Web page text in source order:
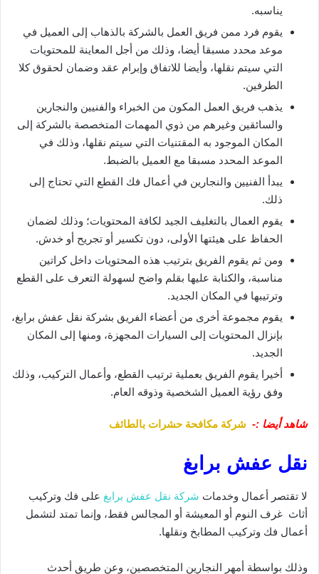
يناسبه.
يقوم فرد ممن فريق العمل بالشركة بالذهاب إلى العميل في
موعد محدد مسبقا أيضا، وذلك من أجل المعاينة للمحتويات
التي سيتم نقلها، وأيضا للاتفاق وإبرام عقد وضمان لحقوق كلا
الطرفين.
يذهب فريق العمل المكون من الخبراء والفنيين والنجارين
والسائقين وغيرهم من ذوي المهمات المتخصصة بالشركة إلى
المكان الموجود به المقتنيات التي سيتم نقلها، وذلك في
الموعد المحدد مسبقا مع العميل بالضبط.
يبدأ الفنيين والنجارين في أعمال فك القطع التي تحتاج إلى
ذلك.
يقوم العمال بالتغليف الجيد لكافة المحتويات؛ وذلك لضمان
الحفاظ على هيئتها الأولى، دون تكسير أو تجريح أو خدش.
ومن ثم يقوم الفريق بترتيب هذه المحتويات داخل كراتين
مناسبة، والكتابة عليها بقلم واضح لسهولة التعرف على القطع
وترتيبها في المكان الجديد.
يقوم مجموعة أخرى من أعضاء الفريق بشركة نقل عفش برابغ،
بإنزال المحتويات إلى السيارات المجهزة، ومنها إلى المكان
الجديد.
أخيرا يقوم الفريق بعملية ترتيب القطع، وأعمال التركيب، وذلك
وفق رؤية العميل الشخصية وذوقه العام.
شاهد أيضا :- شركة مكافحة حشرات بالطائف
نقل عفش برابغ
لا تقتصر أعمال وخدمات شركة نقل عفش برابغ على فك وتركيب
أثاث غرف النوم أو المعيشة أو المجالس فقط، وإنما تمتد لتشمل
أعمال فك وتركيب المطابخ ونقلها.
وذلك بواسطة أمهر النجارين المتخصصين، وعن طريق أحدث